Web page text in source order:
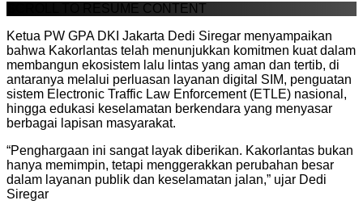
SCROLL TO RESUME CONTENT
Ketua PW GPA DKI Jakarta Dedi Siregar menyampaikan
bahwa Kakorlantas telah menunjukkan komitmen kuat dalam
membangun ekosistem lalu lintas yang aman dan tertib, di
antaranya melalui perluasan layanan digital SIM, penguatan
sistem Electronic Traffic Law Enforcement (ETLE) nasional,
hingga edukasi keselamatan berkendara yang menyasar
berbagai lapisan masyarakat.
“Penghargaan ini sangat layak diberikan. Kakorlantas bukan
hanya memimpin, tetapi menggerakkan perubahan besar
dalam layanan publik dan keselamatan jalan,” ujar Dedi
Siregar